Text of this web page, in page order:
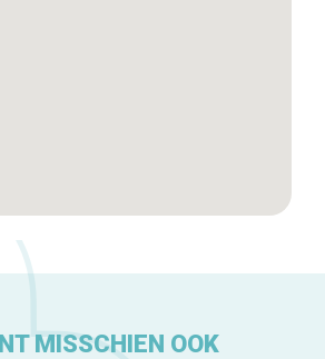
MISSCHIEN OOK